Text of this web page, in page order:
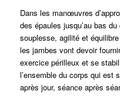
Dans les manœuvres
des épaules jusqu’au bas
souplesse, agilité et
les jambes vont devoir
exercice périlleux et se
l’ensemble du corps qui est
après jour, séance après